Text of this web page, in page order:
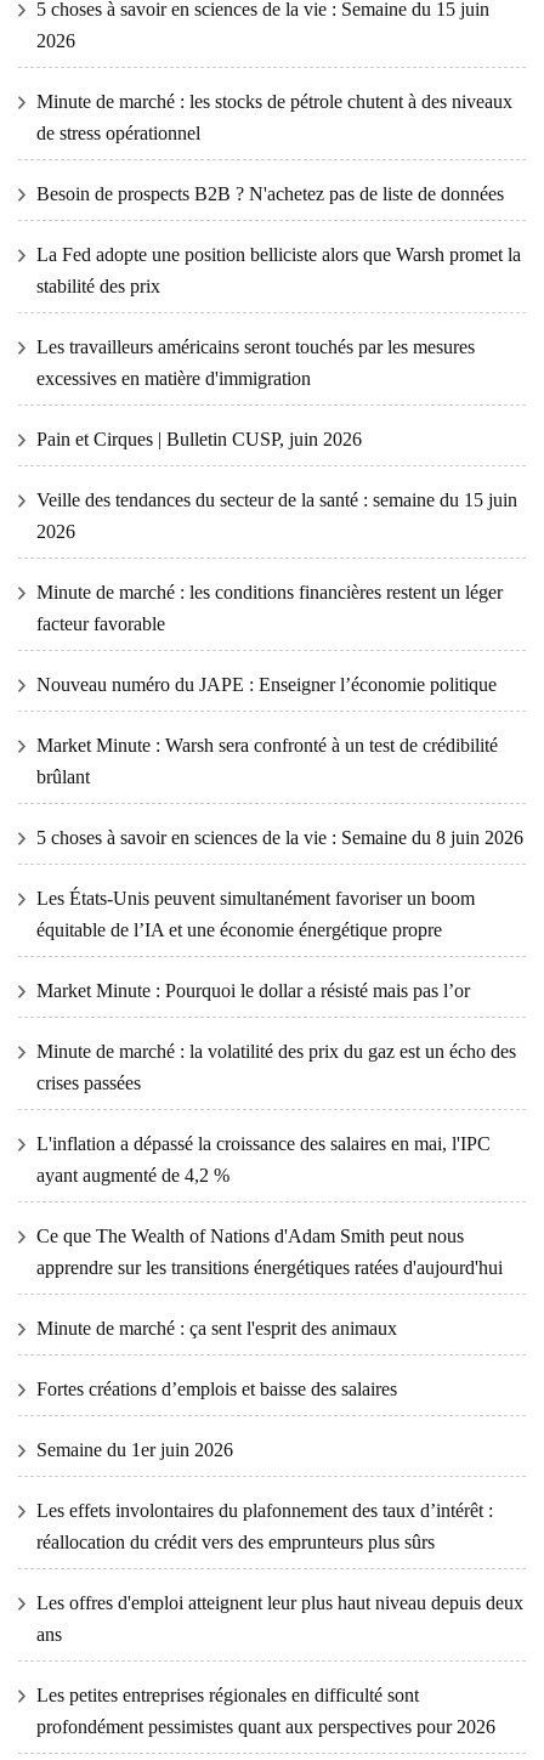
5 choses à savoir en sciences de la vie : Semaine du 15 juin
2026
Minute de marché : les stocks de pétrole chutent à des niveaux
de stress opérationnel
Besoin de prospects B2B ? N'achetez pas de liste de données
La Fed adopte une position belliciste alors que Warsh promet la
stabilité des prix
Les travailleurs américains seront touchés par les mesures
excessives en matière d'immigration
Pain et Cirques | Bulletin CUSP, juin 2026
Veille des tendances du secteur de la santé : semaine du 15 juin
2026
Minute de marché : les conditions financières restent un léger
facteur favorable
Nouveau numéro du JAPE : Enseigner l’économie politique
Market Minute : Warsh sera confronté à un test de crédibilité
brûlant
5 choses à savoir en sciences de la vie : Semaine du 8 juin 2026
Les États-Unis peuvent simultanément favoriser un boom
équitable de l’IA et une économie énergétique propre
Market Minute : Pourquoi le dollar a résisté mais pas l’or
Minute de marché : la volatilité des prix du gaz est un écho des
crises passées
L'inflation a dépassé la croissance des salaires en mai, l'IPC
ayant augmenté de 4,2 %
Ce que The Wealth of Nations d'Adam Smith peut nous
apprendre sur les transitions énergétiques ratées d'aujourd'hui
Minute de marché : ça sent l'esprit des animaux
Fortes créations d’emplois et baisse des salaires
Semaine du 1er juin 2026
Les effets involontaires du plafonnement des taux d’intérêt :
réallocation du crédit vers des emprunteurs plus sûrs
Les offres d'emploi atteignent leur plus haut niveau depuis deux
ans
Les petites entreprises régionales en difficulté sont
profondément pessimistes quant aux perspectives pour 2026